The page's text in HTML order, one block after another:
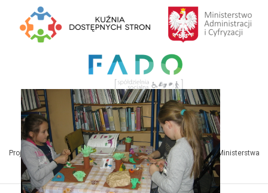
Projekt Kuźnia Dostępnych Stron współfinansowany ze środków Ministerstwa
Administracji i Cyfryzacji